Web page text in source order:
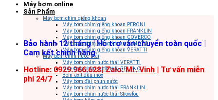
Bảo hành 12 tháng | Hỗ trợ vận chuyển toàn quốc |
Cam kết chính hãng
Hotline: 0929.966.628|Zalo: Mr. Vinh | Tư vấn miễn
phí 24/7
Máy bơm.online
Sản Phẩm
Máy bơm chìm giếng khoan
Máy bơm chìm giếng khoan PERONI
Máy bơm chìm giếng khoan FRANKLIN
Máy bơm chìm giếng khoan COVERCO
Máy bơm chìm giếng khoan SUMOTO
Máy bơm chìm giếng khoan VERATTI
Máy bơm chìm nước thải
Máy bơm chìm nước thải VERATTI
Máy bơm chìm nước thải BELUNO
Bơm axit đầu inox
Máy bơm đài phun nước
Máy bơm chìm nước thải FRANKLIN
Máy bơm chìm nước thải Showfou